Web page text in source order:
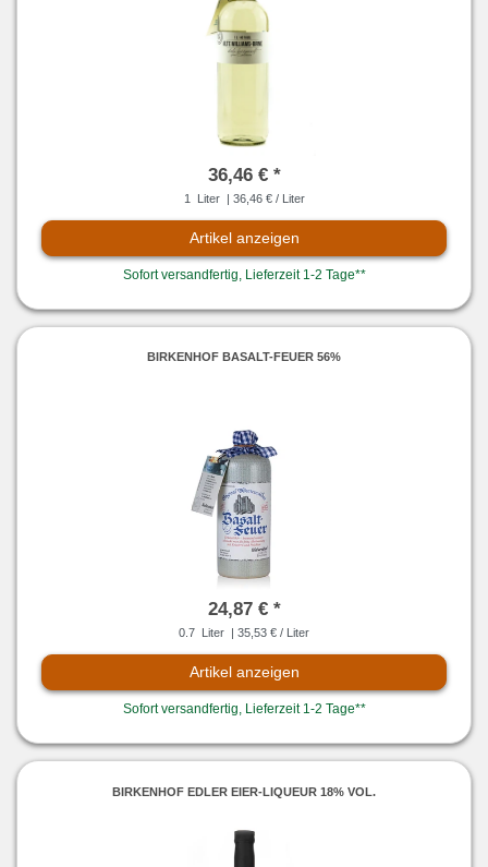
36,46 € *
1 Liter | 36,46 € / Liter
Artikel anzeigen
Sofort versandfertig, Lieferzeit 1-2 Tage**
BIRKENHOF BASALT-FEUER 56%
24,87 € *
0.7 Liter | 35,53 € / Liter
Artikel anzeigen
Sofort versandfertig, Lieferzeit 1-2 Tage**
BIRKENHOF EDLER EIER-LIQUEUR 18% VOL.